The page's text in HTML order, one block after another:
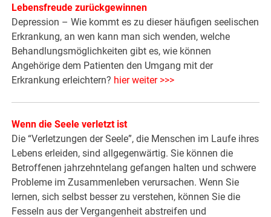
Lebensfreude zurückgewinnen
Depression – Wie kommt es zu dieser häufigen seelischen
Erkrankung, an wen kann man sich wenden, welche
Behandlungsmöglichkeiten gibt es, wie können
Angehörige dem Patienten den Umgang mit der
Erkrankung erleichtern? hier weiter >>>
Wenn die Seele verletzt ist
Die “Verletzungen der Seele”, die Menschen im Laufe ihres
Lebens erleiden, sind allgegenwärtig. Sie können die
Betroffenen jahrzehntelang gefangen halten und schwere
Probleme im Zusammenleben verursachen. Wenn Sie
lernen, sich selbst besser zu verstehen, können Sie die
Fesseln aus der Vergangenheit abstreifen und